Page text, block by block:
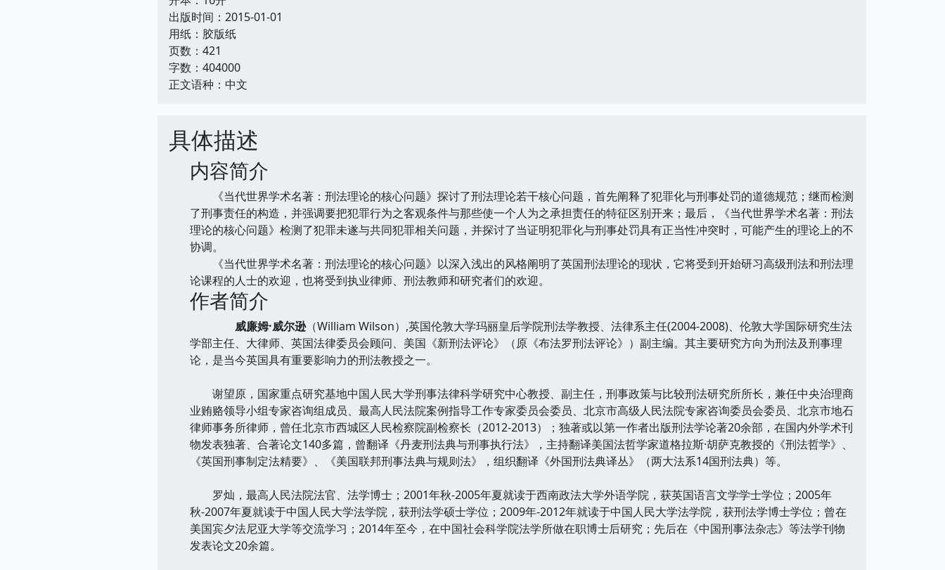
出版时间：2015-01-01
用纸：胶版纸
页数：421
字数：404000
正文语种：中文
具体描述
内容简介
《当代世界学术名著：刑法理论的核心问题》探讨了刑法理论若干核心问题，首先阐释了犯罪化与刑事处罚的道德规范；继而检测
了刑事责任的构造，并强调要把犯罪行为之客观条件与那些使一个人为之承担责任的特征区别开来；最后，《当代世界学术名著：刑法
理论的核心问题》检测了犯罪未遂与共同犯罪相关问题，并探讨了当证明犯罪化与刑事处罚具有正当性冲突时，可能产生的理论上的不
协调。
《当代世界学术名著：刑法理论的核心问题》以深入浅出的风格阐明了英国刑法理论的现状，它将受到开始研习高级刑法和刑法理
论课程的人士的欢迎，也将受到执业律师、刑法教师和研究者们的欢迎。
作者简介
威廉姆·威尔逊（William Wilson）,英国伦敦大学玛丽皇后学院刑法学教授、法律系主任(2004-2008)、伦敦大学国际研究生法
学部主任、大律师、英国法律委员会顾问、美国《新刑法评论》（原《布法罗刑法评论》）副主编。其主要研究方向为刑法及刑事理
论，是当今英国具有重要影响力的刑法教授之一。
谢望原，国家重点研究基地中国人民大学刑事法律科学研究中心教授、副主任，刑事政策与比较刑法研究所所长，兼任中央治理商
业贿赂领导小组专家咨询组成员、最高人民法院案例指导工作专家委员会委员、北京市高级人民法院专家咨询委员会委员、北京市地石
律师事务所律师，曾任北京市西城区人民检察院副检察长（2012-2013）；独著或以第一作者出版刑法学论著20余部，在国内外学术刊
物发表独著、合著论文140多篇，曾翻译《丹麦刑法典与刑事执行法》，主持翻译美国法哲学家道格拉斯·胡萨克教授的《刑法哲学》、
《英国刑事制定法精要》、《美国联邦刑事法典与规则法》，组织翻译《外国刑法典译丛》（两大法系14国刑法典）等。
罗灿，最高人民法院法官、法学博士；2001年秋-2005年夏就读于西南政法大学外语学院，获英国语言文学学士学位；2005年
秋-2007年夏就读于中国人民大学法学院，获刑法学硕士学位；2009年-2012年就读于中国人民大学法学院，获刑法学博士学位；曾在
美国宾夕法尼亚大学等交流学习；2014年至今，在中国社会科学院法学所做在职博士后研究；先后在《中国刑事法杂志》等法学刊物
发表论文20余篇。